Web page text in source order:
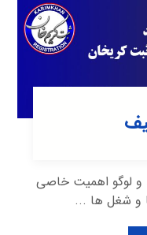
و لوگو اهمیت خاصی
و شغل ها ...